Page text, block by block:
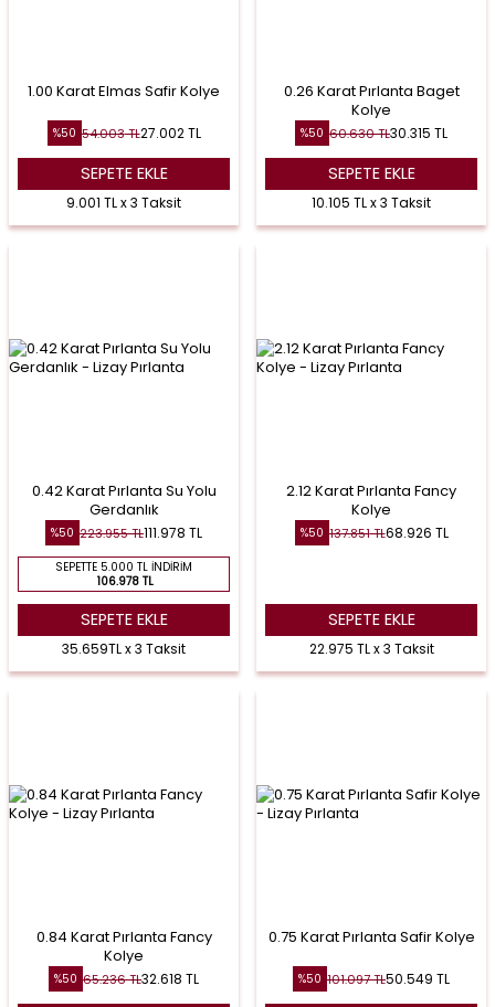
1.00 Karat Elmas Safir Kolye
%50 54.003TL27.002TL
SEPETE EKLE
9.001 TL x 3 Taksit
0.26 Karat Pırlanta Baget
Kolye
%50 60.630TL30.315 TL
SEPETE EKLE
10.105 TL x 3 Taksit
0.42 Karat Pırlanta Su Yolu
Gerdanlık
%50 223.955TL111.978 TL
SEPETTE 5.000 TL İNDIRIM
106.978 TL
SEPETE EKLE
35.659TL x 3 Taksit
2.12 Karat Pırlanta Fancy
Kolye
%50 137.851TL68.926 TL
SEPETE EKLE
22.975 TL x 3 Taksit
0.84 Karat Pırlanta Fancy
Kolye
%50 65.236TL32.618 TL
0.75 Karat Pırlanta Safir Kolye
%50 101.097TL50.549 TL